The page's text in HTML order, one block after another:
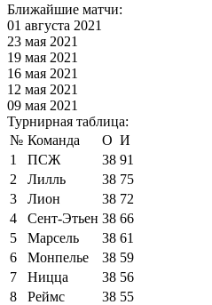
Ближайшие матчи:
01 августа 2021
23 мая 2021
19 мая 2021
16 мая 2021
12 мая 2021
09 мая 2021
Турнирная таблица:
№ Команда О И
1
ПСЖ 38 91
2
Лилль 38 75
3
Лион 38 72
4
Сент-Этьен 38 66
5
Марсель 38 61
6
Монпелье 38 59
7
Ницца 38 56
8
Реймс 38 55